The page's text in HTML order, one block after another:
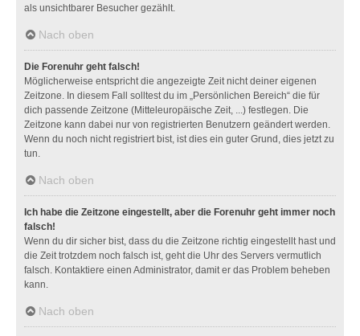
als unsichtbarer Besucher gezählt.
Nach oben
Die Forenuhr geht falsch!
Möglicherweise entspricht die angezeigte Zeit nicht deiner eigenen
Zeitzone. In diesem Fall solltest du im „Persönlichen Bereich“ die für
dich passende Zeitzone (Mitteleuropäische Zeit, ...) festlegen. Die
Zeitzone kann dabei nur von registrierten Benutzern geändert werden.
Wenn du noch nicht registriert bist, ist dies ein guter Grund, dies jetzt zu
tun.
Nach oben
Ich habe die Zeitzone eingestellt, aber die Forenuhr geht immer noch
falsch!
Wenn du dir sicher bist, dass du die Zeitzone richtig eingestellt hast und
die Zeit trotzdem noch falsch ist, geht die Uhr des Servers vermutlich
falsch. Kontaktiere einen Administrator, damit er das Problem beheben
kann.
Nach oben